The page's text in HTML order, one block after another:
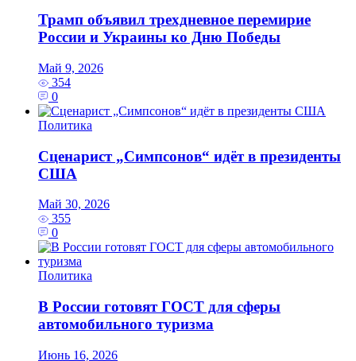
Трамп объявил трехдневное перемирие
России и Украины ко Дню Победы
Май 9, 2026
354
0
Политика
Сценарист „Симпсонов“ идёт в президенты
США
Май 30, 2026
355
0
Политика
В России готовят ГОСТ для сферы
автомобильного туризма
Июнь 16, 2026